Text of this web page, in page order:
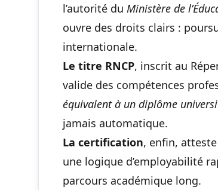
l’autorité du Ministère de
ouvre des droits clairs :
internationale.
Le titre RNCP, inscrit au
valide des compétences
équivalent à un diplôme
jamais automatique.
La certification, enfin,
une logique d’employabilité
parcours académique long.